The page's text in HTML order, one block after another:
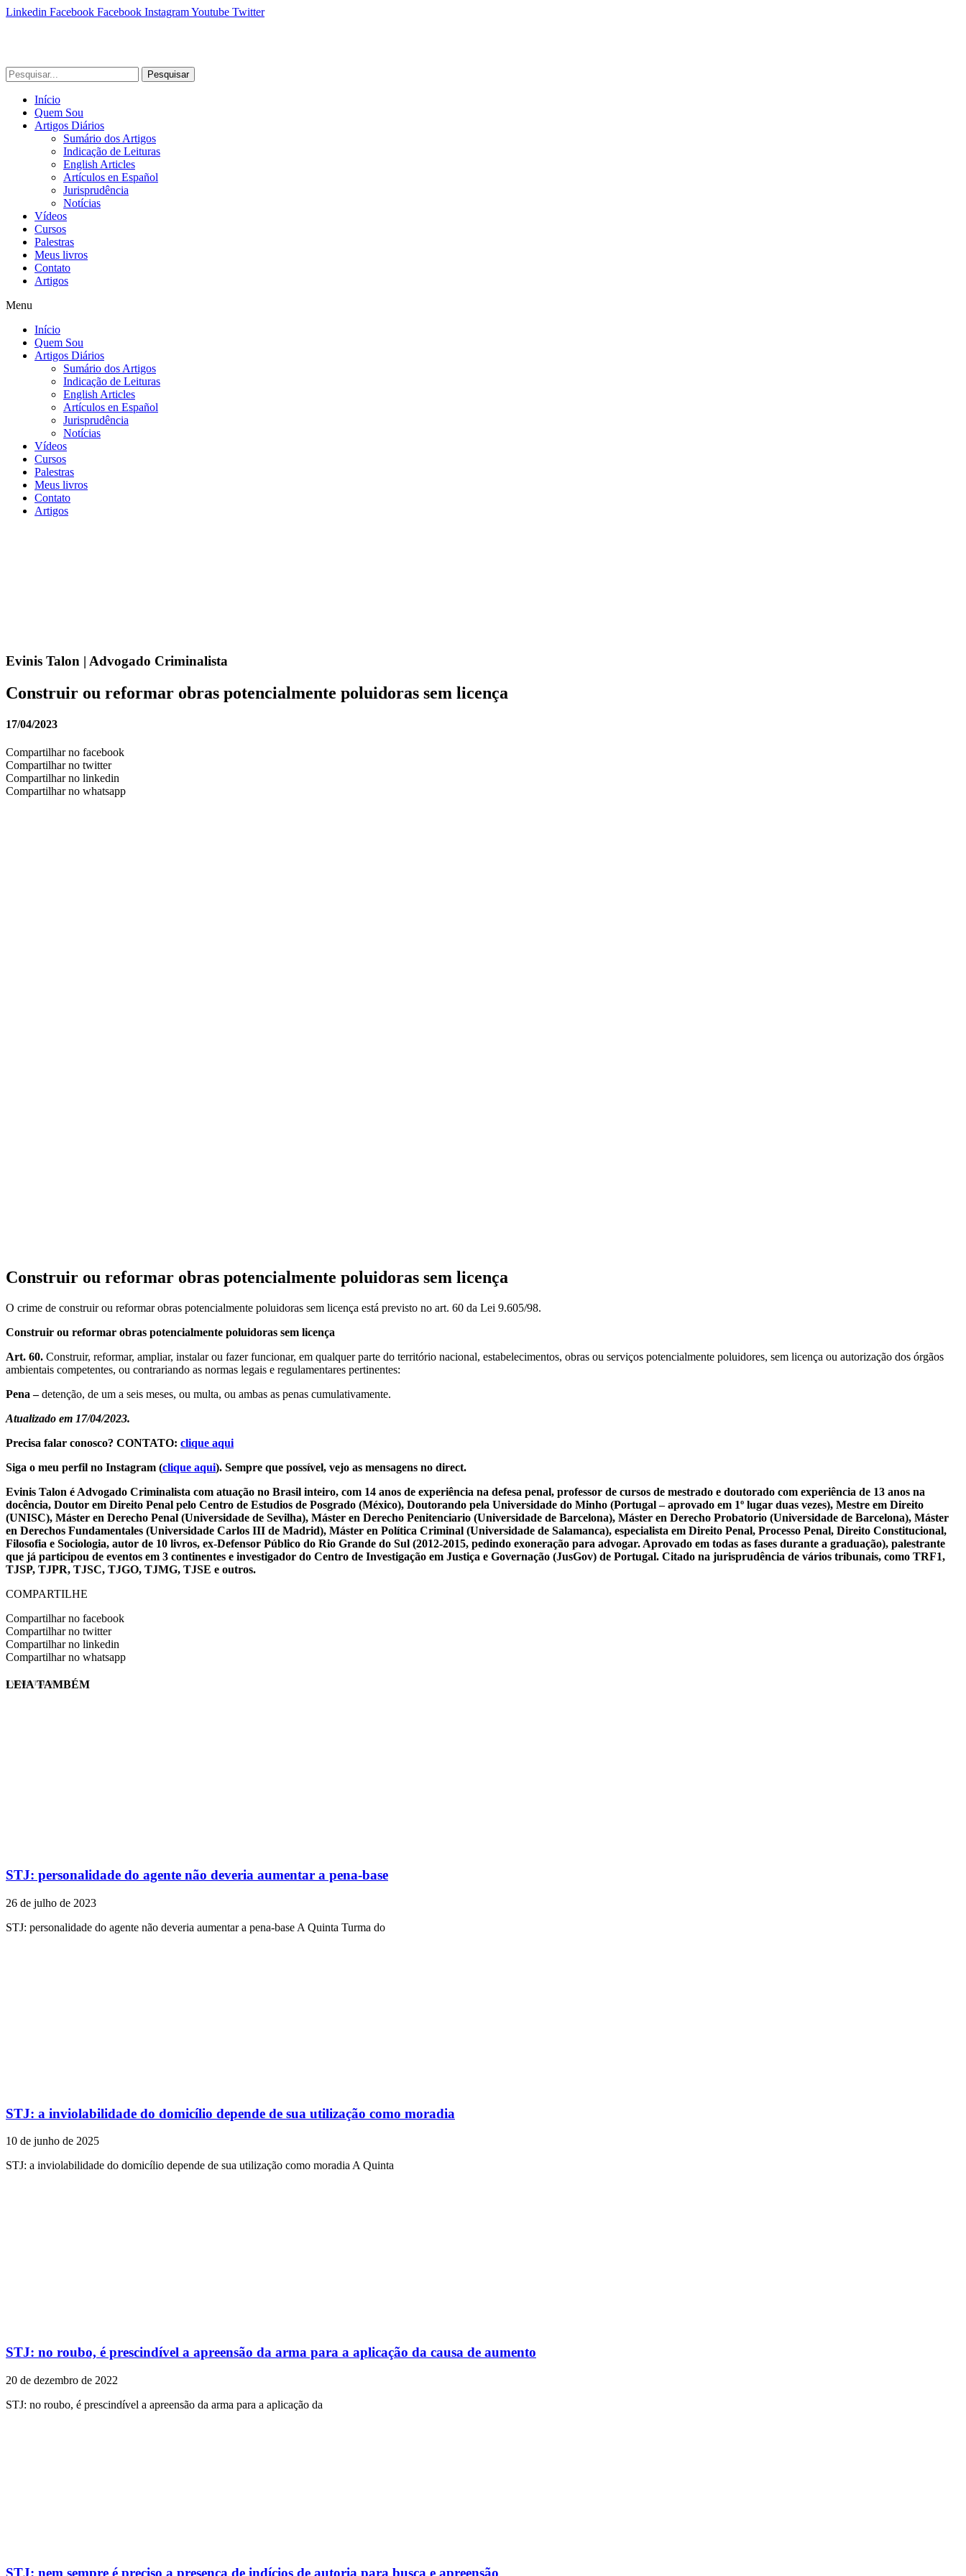
Linkedin Facebook Facebook InstagramYoutube Twitter
Pesquisar
Início
Quem Sou
Artigos Diários
Sumário dos Artigos
Indicação de Leituras
English Articles
Artículos en Español
Jurisprudência
Notícias
Vídeos
Cursos
Palestras
Meus livros
Contato
Artigos
Menu
Início
Quem Sou
Artigos Diários
Sumário dos Artigos
Indicação de Leituras
English Articles
Artículos en Español
Jurisprudência
Notícias
Vídeos
Cursos
Palestras
Meus livros
Contato
Artigos
Evinis Talon | Advogado Criminalista
Construir ou reformar obras potencialmente poluidoras sem licença
17/04/2023
Compartilhar no facebook
Compartilhar no twitter
Compartilhar no linkedin
Compartilhar no whatsapp
Construir ou reformar obras potencialmente poluidoras sem licença
O crime de construir ou reformar obras potencialmente poluidoras sem licença está previsto no art. 60 da Lei 9.605/98.
Construir ou reformar obras potencialmente poluidoras sem licença
Art. 60. Construir, reformar, ampliar, instalar ou fazer funcionar, em qualquer parte do território nacional, estabelecimentos, obras ou serviços potencialmente poluidores, sem licença ou autorização dos órgãos
ambientais competentes, ou contrariando as normas legais e regulamentares pertinentes:
Pena –detenção, de um a seis meses, ou multa, ou ambas as penas cumulativamente.
Atualizado em 17/04/2023.
Precisa falar conosco? CONTATO: clique aqui
Siga o meu perfil no Instagram (clique aqui). Sempre que possível, vejo as mensagens no direct.
Evinis Talon é Advogado Criminalista com atuação no Brasil inteiro, com 14 anos de experiência na defesa penal, professor de cursos de mestrado e doutorado com experiência de 13 anos na
docência, Doutor em Direito Penal pelo Centro de Estudios de Posgrado (México), Doutorando pela Universidade do Minho (Portugal – aprovado em 1º lugar duas vezes), Mestre em Direito
(UNISC), Máster en Derecho Penal (Universidade de Sevilha), Máster en Derecho Penitenciario (Universidade de Barcelona), Máster en Derecho Probatorio (Universidade de Barcelona), Máster
en Derechos Fundamentales (Universidade Carlos III de Madrid), Máster en Política Criminal (Universidade de Salamanca), especialista em Direito Penal, Processo Penal, Direito Constitucional,
Filosofia e Sociologia, autor de 10 livros, ex-Defensor Público do Rio Grande do Sul (2012-2015, pedindo exoneração para advogar. Aprovado em todas as fases durante a graduação), palestrante
que já participou de eventos em 3 continentes e investigador do Centro de Investigação em Justiça e Governação (JusGov) de Portugal. Citado na jurisprudência de vários tribunais, como TRF1,
TJSP, TJPR, TJSC, TJGO, TJMG, TJSE e outros.
COMPARTILHE
Compartilhar no facebook
Compartilhar no twitter
Compartilhar no linkedin
Compartilhar no whatsapp
EVINIS TALON
LEIA TAMBÉM
STJ: personalidade do agente não deveria aumentar a pena-base
26 de julho de 2023
STJ: personalidade do agente não deveria aumentar a pena-base A Quinta Turma do
STJ: a inviolabilidade do domicílio depende de sua utilização como moradia
10 de junho de 2025
STJ: a inviolabilidade do domicílio depende de sua utilização como moradia A Quinta
STJ: no roubo, é prescindível a apreensão da arma para a aplicação da causa de aumento
20 de dezembro de 2022
STJ: no roubo, é prescindível a apreensão da arma para a aplicação da
STJ: nem sempre é preciso a presença de indícios de autoria para busca e apreensão